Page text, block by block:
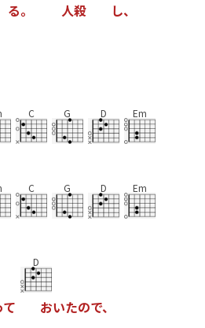
る。 人殺 し、
C G D Em
C G D Em
て
D
おいたので、